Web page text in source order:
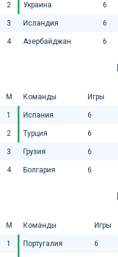
2 Украина 6
3 Исландия 6
4 Азербайджан 6
М Команды Игры
1 Испания 6
2 Турция 6
3 Грузия 6
4 Болгария 6
М Команды Игры
1 Португалия 6